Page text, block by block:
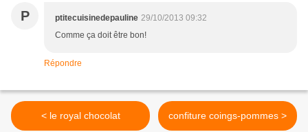
P ptitecuisinedepauline 29/10/2013 09:32
Comme ça doit être bon!
Répondre
< le royal chocolat confiture coings-pommes >